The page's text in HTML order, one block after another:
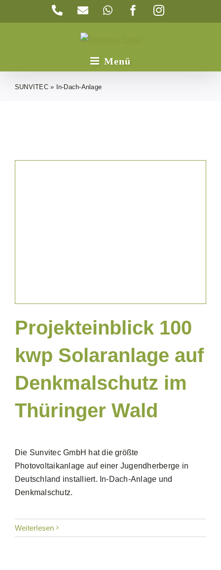
TelefonE-
Mail
WhatsAppFacebookInstagram
SUNVITEC» In-Dach-Anlage
Projekteinblick 100
kwp Solaranlage auf
Denkmalschutz im
Thüringer Wald
Die Sunvitec GmbH hat die größte
Photovoltaikanlage auf einer Jugendherberge in
Deutschland installiert. In-Dach-Anlage und
Denkmalschutz.
Weiterlesen